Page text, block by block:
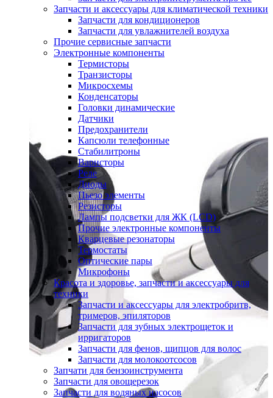
Запчасти и аксессуары для климатической техники
Запчасти для кондиционеров
Запчасти для увлажнителей воздуха
Прочие сервисные запчасти
Электронные компоненты
Термисторы
Транзисторы
Микросхемы
Конденсаторы
Головки динамические
Датчики
Предохранители
Капсюли телефонные
Стабилитроны
Варисторы
Реле
Диоды
Пьезо элементы
Резисторы
Лампы подсветки для ЖК (LCD)
Прочие электронные компоненты
Кварцевые резонаторы
Термостаты
Оптические пары
Микрофоны
Красота и здоровье, запчасти и аксессуары для
техники
Запчасти и аксессуары для электробритв,
тримеров, эпиляторов
Запчасти для зубных электрощеток и
ирригаторов
Запчасти для фенов, щипцов для волос
Запчасти для молокоотсосов
Запчати для бензоинструмента
Запчасти для овощерезок
Запчасти для водяных насосов